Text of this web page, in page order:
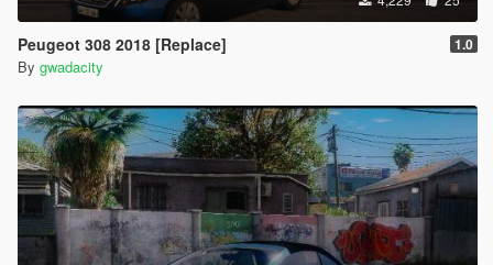
Peugeot 308 2018 [Replace] 1.0
By gwadacity